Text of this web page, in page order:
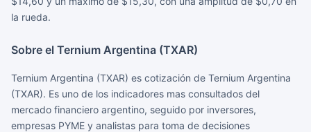
la rueda.
Sobre el Ternium Argentina (TXAR)
Ternium Argentina (TXAR) es cotización de Ternium Argentina
(TXAR). Es uno de los indicadores mas consultados del
mercado financiero argentino, seguido por inversores,
empresas PYME y analistas para toma de decisiones